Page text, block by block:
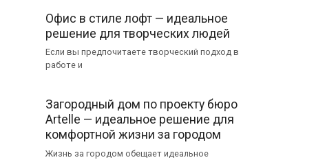
Офис в стиле лофт — идеальное
решение для творческих людей
Если вы предпочитаете творческий подход в
работе и
Загородный дом по проекту бюро
Artelle — идеальное решение для
комфортной жизни за городом
Жизнь за городом обещает идеальное